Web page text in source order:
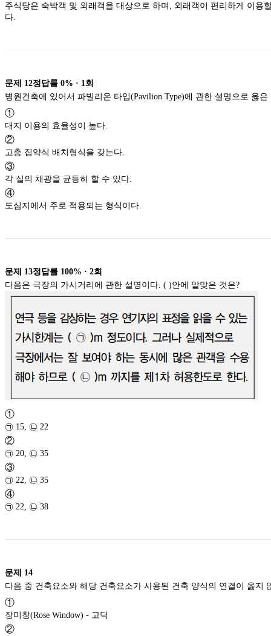
주식당은 숙박객 및 외래객을 대상으로 하며, 외래객이 편리하게 이용할 수 있도록 출입구를 별도로 설치하는 것이 좋
다.
문제 12정답률 0% · 1 회
병원건축에 있어서 파빌리온 타입(Pavilion Type)에 관한 설
①
대지 이용의 효율성이 높다.
②
고층 집약식 배치형식을 갖는다.
③
각 실의 채광을 균등히 할 수 있다.
④
도심지에서 주로 적용되는 형식이다.
문제 13정답률 100% · 2회
다음은 극장의 가시거리에 관한 설명이다. ( )안에 알맞은 것은?
①
㉠ 15, ㉡ 22
②
㉠ 20, ㉡ 35
③
㉠ 22, ㉡ 35
④
㉠ 22, ㉡ 38
문제 14
다음 중 건축요소와 해당 건축요소가 사용된 건축 양식의 연결이 옳지
①
장미창(Rose Window) - 고딕
②